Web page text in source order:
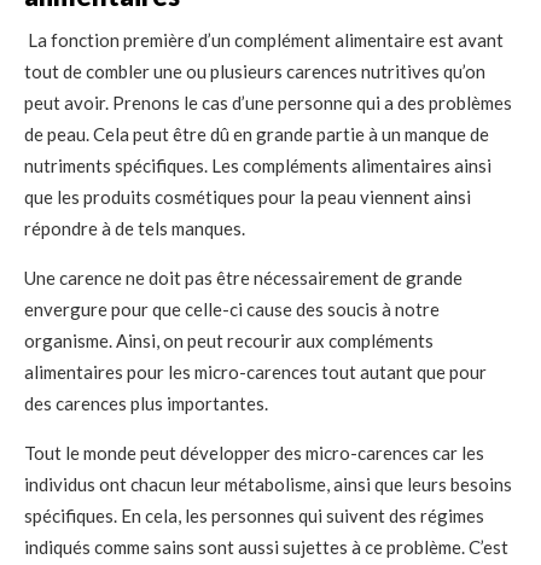
La fonction première d’un complément alimentaire est avant
tout de combler une ou plusieurs carences nutritives qu’on
peut avoir. Prenons le cas d’une personne qui a des problèmes
de peau. Cela peut être dû en grande partie à un manque de
nutriments spécifiques. Les compléments alimentaires ainsi
que les produits cosmétiques pour la peau viennent ainsi
répondre à de tels manques.
Une carence ne doit pas être nécessairement de grande
envergure pour que celle-ci cause des soucis à notre
organisme. Ainsi, on peut recourir aux compléments
alimentaires pour les micro-carences tout autant que pour
des carences plus importantes.
Tout le monde peut développer des micro-carences car les
individus ont chacun leur métabolisme, ainsi que leurs besoins
spécifiques. En cela, les personnes qui suivent des régimes
indiqués comme sains sont aussi sujettes à ce problème. C’est